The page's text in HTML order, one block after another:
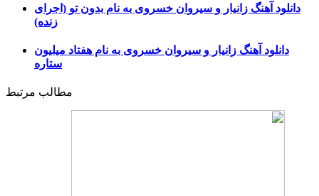
دانلود آهنگ زانیار و سیروان خسروی به نام بدون تو (اجرای
زنده)
دانلود آهنگ زانیار و سیروان خسروی به نام هفتاد میلیون
ستاره
مطالب مرتبط